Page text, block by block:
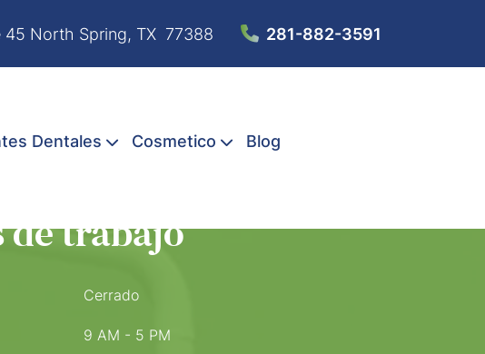
45 North Spring, TX 77388 281-882-3591
Dentales Cosmetico Blog
de trabajo
Cerrado
9 AM - 5 PM